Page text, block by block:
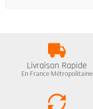
Livraison Rapide
En France Métropolitaine